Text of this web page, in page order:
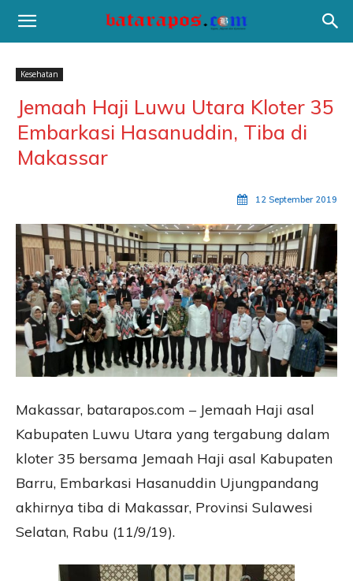
Kesehatan
Jemaah Haji Luwu Utara Kloter 35
Embarkasi Hasanuddin, Tiba di
Makassar
12 September 2019
Makassar, batarapos.com – Jemaah Haji asal
Kabupaten Luwu Utara yang tergabung dalam
kloter 35 bersama Jemaah Haji asal Kabupaten
Barru, Embarkasi Hasanuddin Ujungpandang
akhirnya tiba di Makassar, Provinsi Sulawesi
Selatan, Rabu (11/9/19).